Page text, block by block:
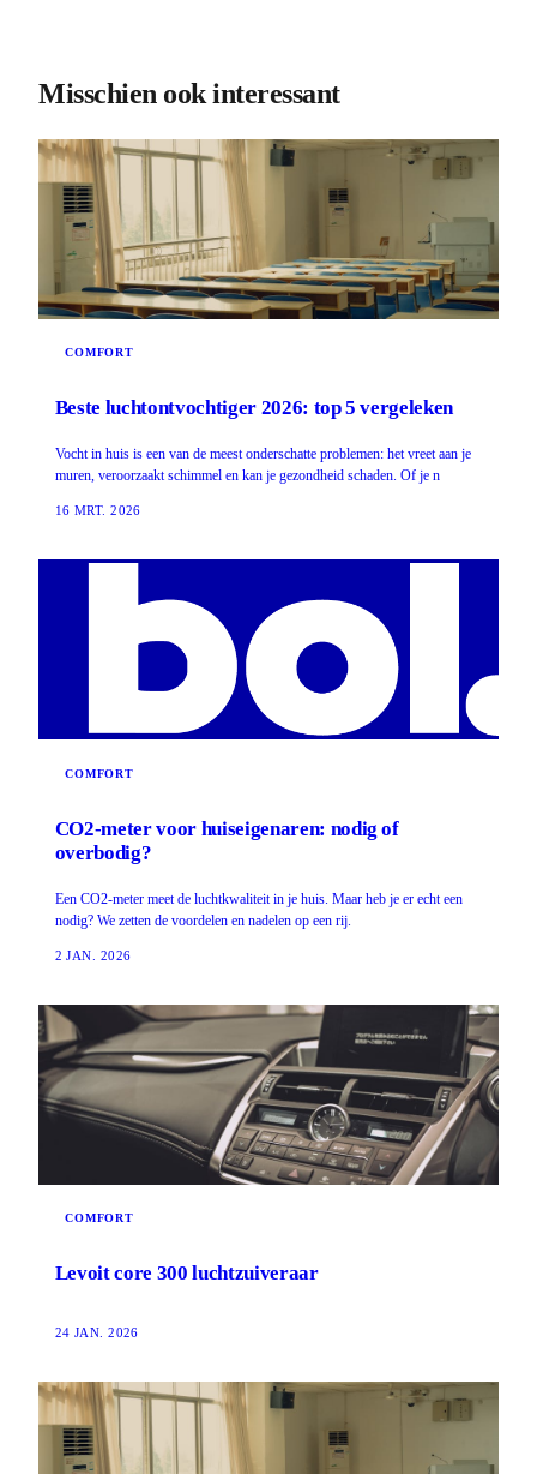
Misschien ook interessant
COMFORT
Beste luchtontvochtiger 2026: top 5 vergeleken
Vocht in huis is een van de meest onderschatte problemen: het vreet aan je
muren, veroorzaakt schimmel en kan je gezondheid schaden. Of je n
16 MRT. 2026
COMFORT
CO2-meter voor huiseigenaren: nodig of
overbodig?
Een CO2-meter meet de luchtkwaliteit in je huis. Maar heb je er echt een
nodig? We zetten de voordelen en nadelen op een rij.
2 JAN. 2026
COMFORT
Levoit core 300 luchtzuiveraar
24 JAN. 2026